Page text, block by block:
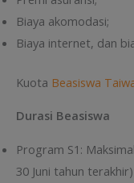
Biaya akomodasi;
Biaya internet, dan
Kuota Beasiswa
Durasi Beasiswa
Program S1:
30 Juni tahun terakhir)